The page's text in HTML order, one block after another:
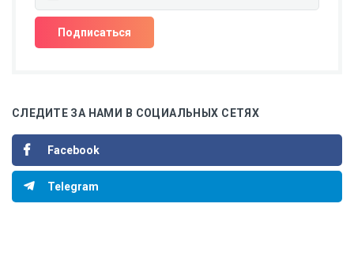
СЛЕДИТЕ ЗА НАМИ В СОЦИАЛЬНЫХ СЕТЯХ
Facebook
Telegram